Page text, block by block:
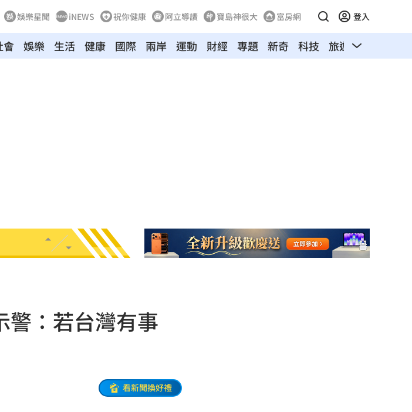
娛樂星聞 iNEWS 祝你健康 阿立導讀 寶島神很大 富房網 登入
會 娛樂 生活 健康 國際 兩岸 運動 財經 專題 新奇 科技 旅遊 汽車
警：若台灣有事
看新聞換好禮